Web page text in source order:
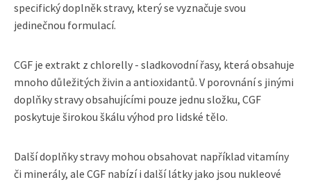
specifický doplněk stravy, který se vyznačuje svou
jedinečnou formulací.
CGF je extrakt z chlorelly - sladkovodní řasy, která obsahuje
mnoho důležitých živin a antioxidantů. V porovnání s jinými
doplňky stravy obsahujícími pouze jednu složku, CGF
poskytuje širokou škálu výhod pro lidské tělo.
Další doplňky stravy mohou obsahovat například vitamíny
či minerály, ale CGF nabízí i další látky jako jsou nukleové